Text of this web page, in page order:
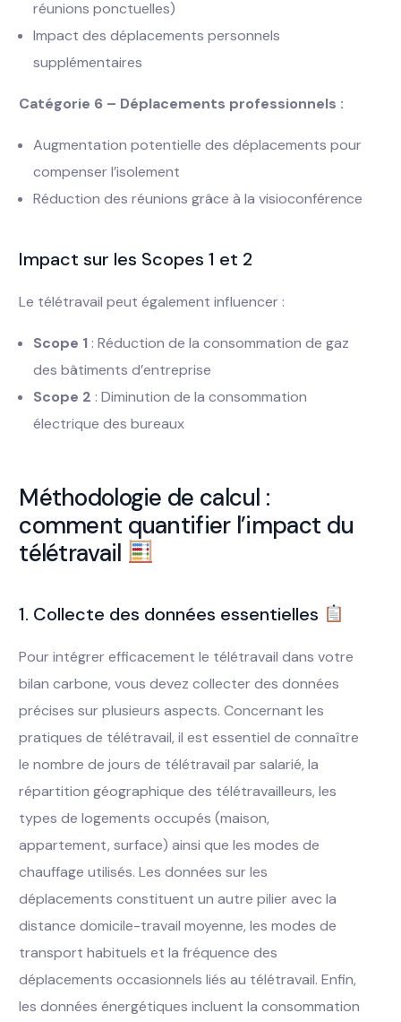
réunions ponctuelles)
Impact des déplacements personnels
supplémentaires
Catégorie 6 – Déplacements professionnels :
Augmentation potentielle des déplacements pour
compenser l’isolement
Réduction des réunions grâce à la visioconférence
Impact sur les Scopes 1 et 2
Le télétravail peut également influencer :
Scope 1 : Réduction de la consommation de gaz
des bâtiments d’entreprise
Scope 2 : Diminution de la consommation
électrique des bureaux
Méthodologie de calcul :
comment quantifier l’impact du
télétravail
1. Collecte des données essentielles
Pour intégrer efficacement le télétravail dans votre
bilan carbone, vous devez collecter des données
précises sur plusieurs aspects. Concernant les
pratiques de télétravail, il est essentiel de connaître
le nombre de jours de télétravail par salarié, la
répartition géographique des télétravailleurs, les
types de logements occupés (maison,
appartement, surface) ainsi que les modes de
chauffage utilisés. Les données sur les
déplacements constituent un autre pilier avec la
distance domicile-travail moyenne, les modes de
transport habituels et la fréquence des
déplacements occasionnels liés au télétravail. Enfin,
les données énergétiques incluent la consommation